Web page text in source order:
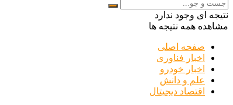
نتیجه ای وجود ندارد
مشاهده همه نتیجه ها
صفحه اصلی
اخبار فناوری
اخبار خودرو
علم و دانش
اقتصاد دیجیتال